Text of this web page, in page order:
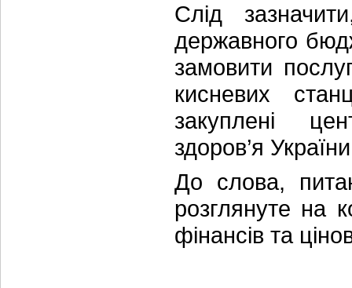
Слід
державного
замовити
кисневих
закуплені
здоров’я
До слова,
розглянуте на
фінансів та